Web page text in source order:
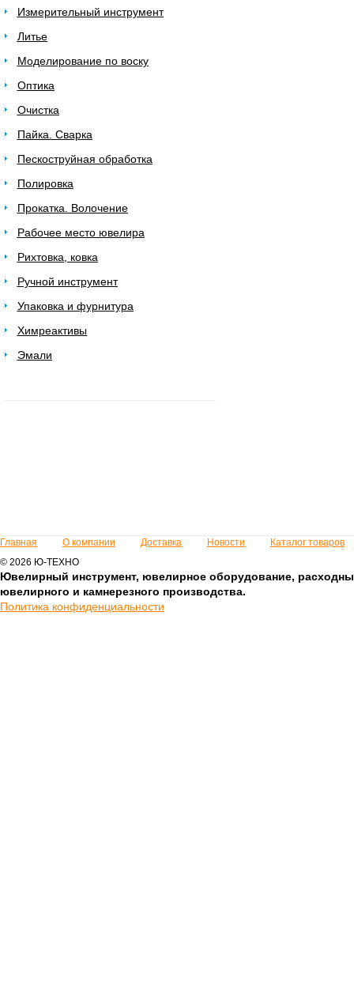
Измерительный инструмент
Литье
Моделирование по воску
Оптика
Очистка
Пайка. Сварка
Пескоструйная обработка
Полировка
Прокатка. Волочение
Рабочее место ювелира
Рихтовка, ковка
Ручной инструмент
Упаковка и фурнитура
Химреактивы
Эмали
Главная О компании Доставка Новости
Каталог товаров
© 2026 Ю-ТЕХНО
Ювелирный инструмент, ювелирное оборудование,
ювелирного и камнерезного производства.
Политика конфиденциальности